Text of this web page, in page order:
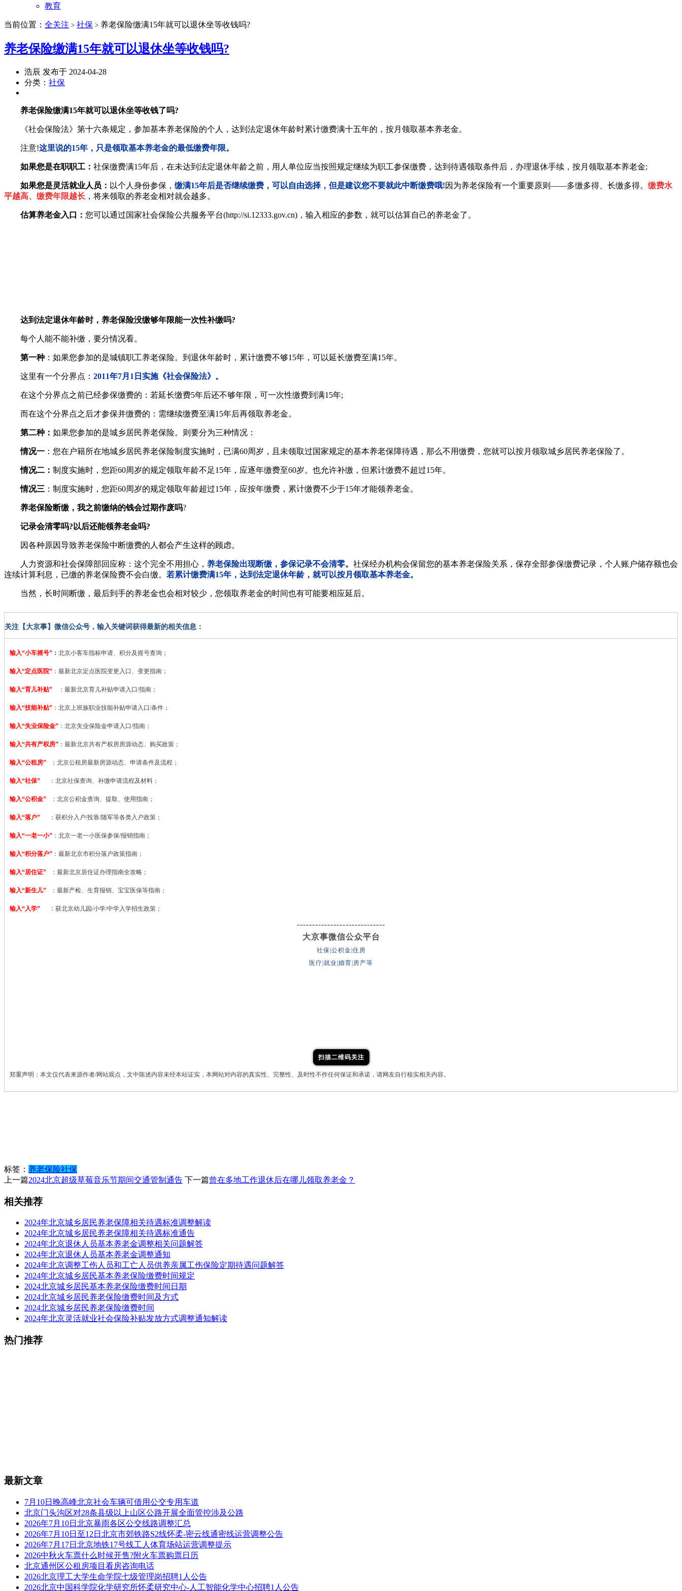
教育
当前位置： 全关注 > 社保 > 养老保险缴满15年就可以退休坐等收钱吗?
养老保险缴满15年就可以退休坐等收钱吗?
浩辰 发布于 2024-04-28
分类： 社保
养老保险缴满15年就可以退休坐等收钱了吗?
《社会保险法》第十六条规定，参加基本养老保险的个人，达到法定退休年龄时累计缴费满十五年的，按月领取基本养老金。
注意!这里说的15年，只是领取基本养老金的最低缴费年限。
如果您是在职职工： 社保缴费满15年后，在未达到法定退休年龄之前，用人单位应当按照规定继续为职工参保缴费，达到待遇领取条件后，办理退休手续，按月领取基本养老金;
如果您是灵活就业人员： 以个人身份参保， 缴满15年后是否继续缴费，可以自由选择，但是建议您不要就此中断缴费哦!因为养老保险有一个重要原则——多缴多得、长缴多得。 缴费水
平越高、缴费年限越长 ，将来领取的养老金相对就会越多。
估算养老金入口： 您可以通过国家社会保险公共服务平台(http://si.12333.gov.cn)，输入相应的参数，就可以估算自己的养老金了。
达到法定退休年龄时，养老保险没缴够年限能一次性补缴吗?
每个人能不能补缴，要分情况看。
第一种 ：如果您参加的是城镇职工养老保险。到退休年龄时，累计缴费不够15年，可以延长缴费至满15年。
这里有一个分界点： 2011年7月1日实施《社会保险法》。
在这个分界点之前已经参保缴费的：若延长缴费5年后还不够年限，可一次性缴费到满15年;
而在这个分界点之后才参保并缴费的：需继续缴费至满15年后再领取养老金。
第二种： 如果您参加的是城乡居民养老保险。则要分为三种情况：
情况一 ：您在户籍所在地城乡居民养老保险制度实施时，已满60周岁，且未领取过国家规定的基本养老保障待遇，那么不用缴费，您就可以按月领取城乡居民养老保险了。
情况二： 制度实施时，您距60周岁的规定领取年龄不足15年，应逐年缴费至60岁。也允许补缴，但累计缴费不超过15年。
情况三 ：制度实施时，您距60周岁的规定领取年龄超过15年，应按年缴费，累计缴费不少于15年才能领养老金。
养老保险断缴，我之前缴纳的钱会过期作废吗?
记录会清零吗?以后还能领养老金吗?
因各种原因导致养老保险中断缴费的人都会产生这样的顾虑。
人力资源和社会保障部回应称：这个完全不用担心， 养老保险出现断缴，参保记录不会清零。 社保经办机构会保留您的基本养老保险关系，保存全部参保缴费记录，个人账户储存额也会
连续计算利息，已缴的养老保险费不会白缴。 若累计缴费满15年，达到法定退休年龄，就可以按月领取基本养老金。
当然，长时间断缴，最后到手的养老金也会相对较少，您领取养老金的时间也有可能要相应延后。
关注【大京事】微信公众号，输入关键词获得最新的相关信息：
输入“小车摇号” ： 北京小客车指标申请、积分及摇号查询；
输入“定点医院” ： 最新北京定点医院变更入口、变更指南；
输入“育儿补贴” ：最新北京育儿补贴申请入口/指南；
输入“技能补贴” ： 北京上班族职业技能补贴申请入口/条件；
输入“失业保险金” ：北京失业保险金申请入口/指南；
输入“共有产权房” ：最新北京共有产权房房源动态、购买政策；
输入“公租房” ：北京公租房最新房源动态、申请条件及流程；
输入“社保” ：北京社保查询、补缴申请流程及材料；
输入“公积金” ：北京公积金查询、提取、使用指南；
输入“落户” ：获积分入户/投靠/随军等各类入户政策；
输入“一老一小” ：北京一老一小医保参保/报销指南；
输入“积分落户” ：最新北京市积分落户政策指南；
输入“居住证” ：最新北京居住证办理指南全攻略；
输入“新生儿” ：最新产检、生育报销、宝宝医保等指南；
输入“入学” ：获北京幼儿园/小学/中学入学招生政策；
-----------------------------
大京事微信公众平台
社保|公积金|住房
医疗|就业|婚育|房产等
扫描二维码关注
郑重声明：本文仅代表来源作者/网站观点，文中陈述内容未经本站证实，本网站对内容的真实性、完整性、及时性不作任何保证和承诺，请网友自行核实相关内容。
标签： 养老保险社保
上一篇2024北京超级草莓音乐节期间交通管制通告 下一篇曾在多地工作退休后在哪儿领取养老金？
相关推荐
2024年北京城乡居民养老保障相关待遇标准调整解读
2024年北京城乡居民养老保障相关待遇标准通告
2024年北京退休人员基本养老金调整相关问题解答
2024年北京退休人员基本养老金调整通知
2024年北京调整工伤人员和工亡人员供养亲属工伤保险定期待遇问题解答
2024年北京城乡居民基本养老保险缴费时间规定
2024北京城乡居民基本养老保险缴费时间日期
2024北京城乡居民养老保险缴费时间及方式
2024北京城乡居民养老保险缴费时间
2024年北京灵活就业社会保险补贴发放方式调整通知解读
热门推荐
最新文章
7月10日晚高峰北京社会车辆可借用公交专用车道
北京门头沟区对28条县级以上山区公路开展全面管控涉及公路
2026年7月10日北京暴雨各区公交线路调整汇总
2026年7月10日至12日北京市郊铁路S2线怀柔-密云线通密线运营调整公告
2026年7月17日北京地铁17号线工人体育场站运营调整提示
2026中秋火车票什么时候开售?附火车票购票日历
北京通州区公租房项目看房咨询电话
2026北京理工大学生命学院七级管理岗招聘1人公告
2026北京中国科学院化学研究所怀柔研究中心-人工智能化学中心招聘1人公告